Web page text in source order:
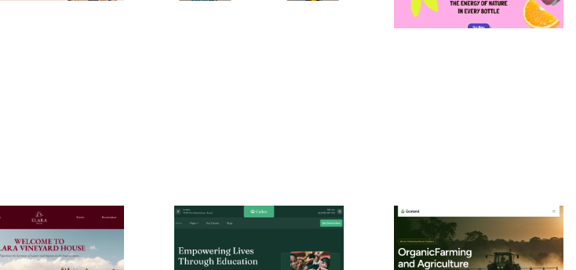
3 catégories10 fonctionnalités3 styles
Vineyard: Responsive Ecommerce Website Template by Can Girgin — Framer Marketplace
$120+
Galieo: Responsive Health Website Template by FramerDevs — Framer Marketplace
$29.00 $120+ $29.00 $120+